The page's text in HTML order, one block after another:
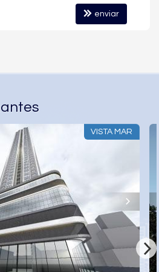
playground, espaço bebê,
cuidadosamente inseridas
projeto acústico completo,
pluviais, telhados verdes,
além de sistemas avançados
dedicado.
de alto padrão, o Kariió
de moradia no Estaleiro: baixa
ambiental e arquitetura
regiões verdadeiramente
pelas imagens. Outros
apenas quando são vividos.
detalhes sobre o Kariió, suas
enviar
VISTA MAR